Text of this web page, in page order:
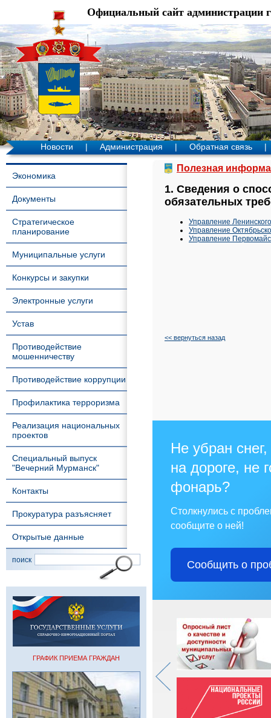
Официальный сайт администрации
Новости | Администрация | Обратная связь |
Экономика
Документы
Стратегическое
планирование
Муниципальные услуги
Конкурсы и закупки
Электронные услуги
Устав
Противодействие
мошенничеству
Противодействие коррупции
Профилактика терроризма
Реализация национальных
проектов
Специальный выпуск
"Вечерний Мурманск"
Контакты
Прокуратура разъясняет
Открытые данные
поиск
ГРАФИК ПРИЕМА ГРАЖДАН
Полезная
1. Сведения о
обязательных
Управление
Управление
Управление
<< вернуться назад
Не убран
на дороге, не
фонарь?
Столкнулись с
сообщите о ней!
Сообщить о